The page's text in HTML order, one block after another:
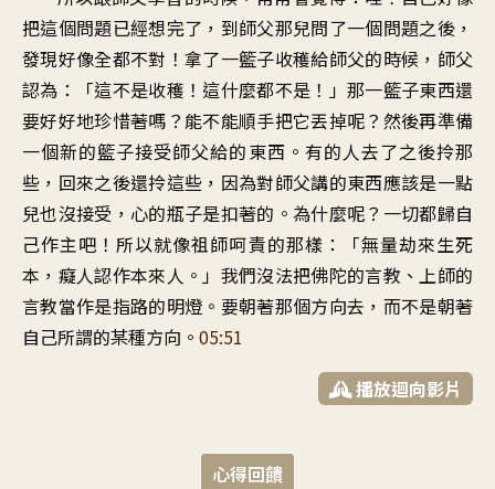
把這個問題已經想完了，到師父那兒問了一個問題之後，
發現好像全都不對！拿了一籃子收穫給師父的時候，師父
認為：「這不是收穫！這什麼都不是！」那一籃子東西還
要好好地珍惜著嗎？能不能順手把它丟掉呢？然後再準備
一個新的籃子接受師父給的東西。有的人去了之後拎那
些，回來之後還拎這些，因為對師父講的東西應該是一點
兒也沒接受，心的瓶子是扣著的。為什麼呢？一切都歸自
己作主吧！所以就像祖師呵責的那樣：「無量劫來生死
本，癡人認作本來人。」我們沒法把佛陀的言教、上師的
言教當作是指路的明燈。要朝著那個方向去，而不是朝著
自己所謂的某種方向。 05:51
播放迴向影片
心得回饋